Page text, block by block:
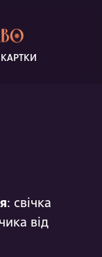
КАРТКИ
: свічка
від